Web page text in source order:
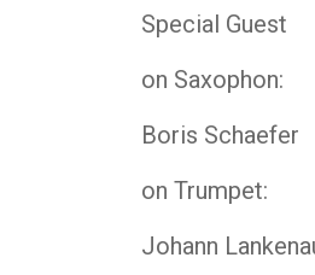
Special Guest
on Saxophon:
Boris Schaefer
on Trumpet:
Johann